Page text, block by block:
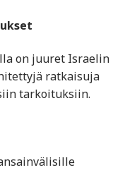
on juuret Israelin
ratkaisuja
tarkoituksiin.